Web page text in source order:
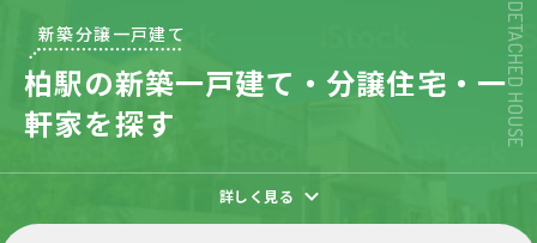
DETACHED HOUSE
新築分譲一戸建て
柏駅の新築一戸建て・分譲住宅・一
軒家を探す
詳しく見る